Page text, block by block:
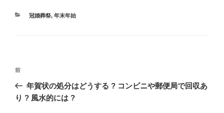
カ
冠婚葬祭, 年末年始
投
ナ
過
去
の
前
年賀状の処分はどうする ? コンビニや郵便局で回収あ
り ? 風水的には ?